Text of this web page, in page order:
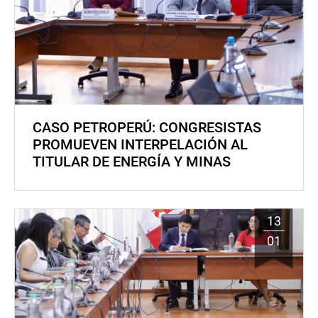
CASO PETROPERÚ: CONGRESISTAS
PROMUEVEN INTERPELACIÓN AL
TITULAR DE ENERGÍA Y MINAS
13
01